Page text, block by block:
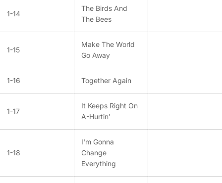
1-14
The Birds And
The Bees
1-15
Make The World
Go Away
1-16 Together Again
1-17
It Keeps Right On
A-Hurtin'
1-18
I'm Gonna
Change
Everything